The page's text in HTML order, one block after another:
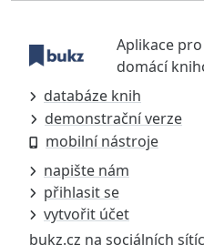
Aplikace
domácí
databáze knih
demonstrační verze
mobilní nástroje
napište nám
přihlasit se
vytvořit účet
bukz.cz na sociálních